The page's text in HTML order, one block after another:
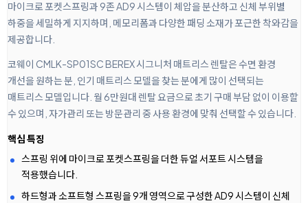
마이크로 포켓스프링과 9존 AD9 시스템이 체압을 분산하고 신체 부위별
하중을 세밀하게 지지하며, 메모리폼과 다양한 패딩 소재가 포근한 착와감을
제공합니다.
코웨이 CMLK-SP01SC BEREX 시그니처 매트리스 렌탈은 수면 환경
개선을 원하는 분, 인기 매트리스 모델을 찾는 분에게 많이 선택되는
매트리스 모델입니다. 월 6만원대 렌탈 요금으로 초기 구매 부담 없이 이용할
수 있으며, 자가관리 또는 방문관리 중 사용 환경에 맞춰 선택할 수 있습니다.
핵심 특징
스프링 위에 마이크로 포켓스프링을 더한 듀얼 서포트 시스템을
적용했습니다.
하드형과 소프트형 스프링을 9개 영역으로 구성한 AD9 시스템이 신체